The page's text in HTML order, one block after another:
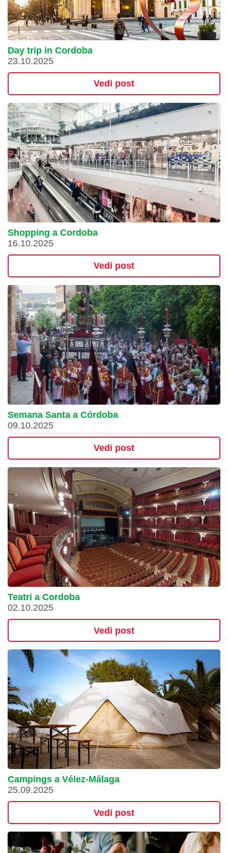
Day trip in Cordoba
23.10.2025
Vedi post
Shopping a Cordoba
16.10.2025
Vedi post
Semana Santa a Córdoba
09.10.2025
Vedi post
Teatri a Cordoba
02.10.2025
Vedi post
Campings a Vélez-Málaga
25.09.2025
Vedi post